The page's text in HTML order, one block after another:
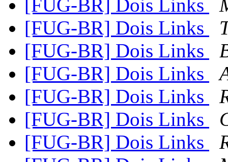
[FUG-BR] Dois Links
[FUG-BR] Dois Links
[FUG-BR] Dois Links
[FUG-BR] Dois Links
[FUG-BR] Dois Links
[FUG-BR] Dois Links
[FUG-BR] Dois Links